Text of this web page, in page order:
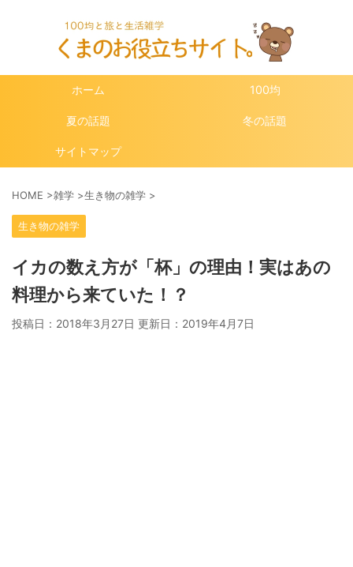
ホーム 100均
夏の話題 冬の話題
サイトマップ
HOME >雑学 >生き物の雑学 >
生き物の雑学
イカの数え方が「杯」の理由！実はあの
料理から来ていた！？
投稿日：2018年3月27日 更新日： 2019年4月7日